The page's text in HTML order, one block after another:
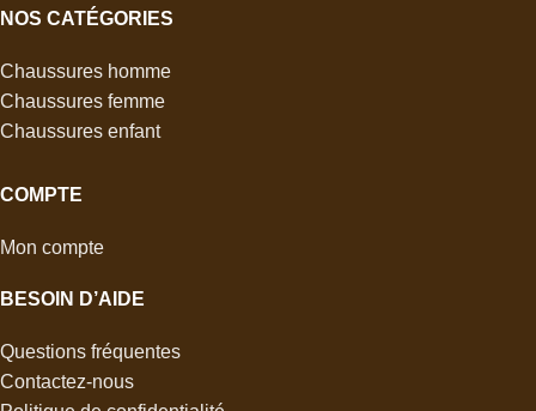
NOS CATÉGORIES
Chaussures homme
Chaussures femme
Chaussures enfant
COMPTE
Mon compte
BESOIN D’AIDE
Questions fréquentes
Contactez-nous